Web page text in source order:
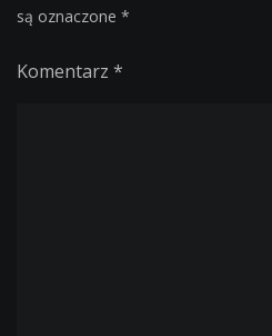
są oznaczone *
Komentarz *